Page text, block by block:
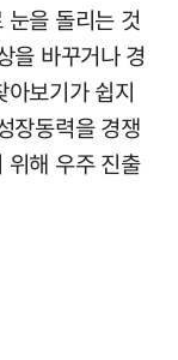
을 돌리는 것
을 바꾸거나 경
보기가 쉽지
장동력을 경쟁
위해 우주 진출